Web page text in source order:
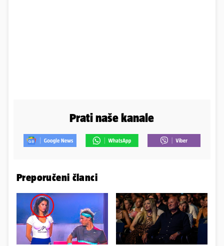
Prati naše kanale
Preporučeni članci